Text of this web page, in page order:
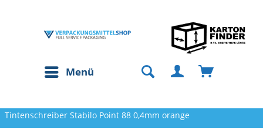
Menü
Tintenschreiber Stabilo Point 88 0,4mm orange